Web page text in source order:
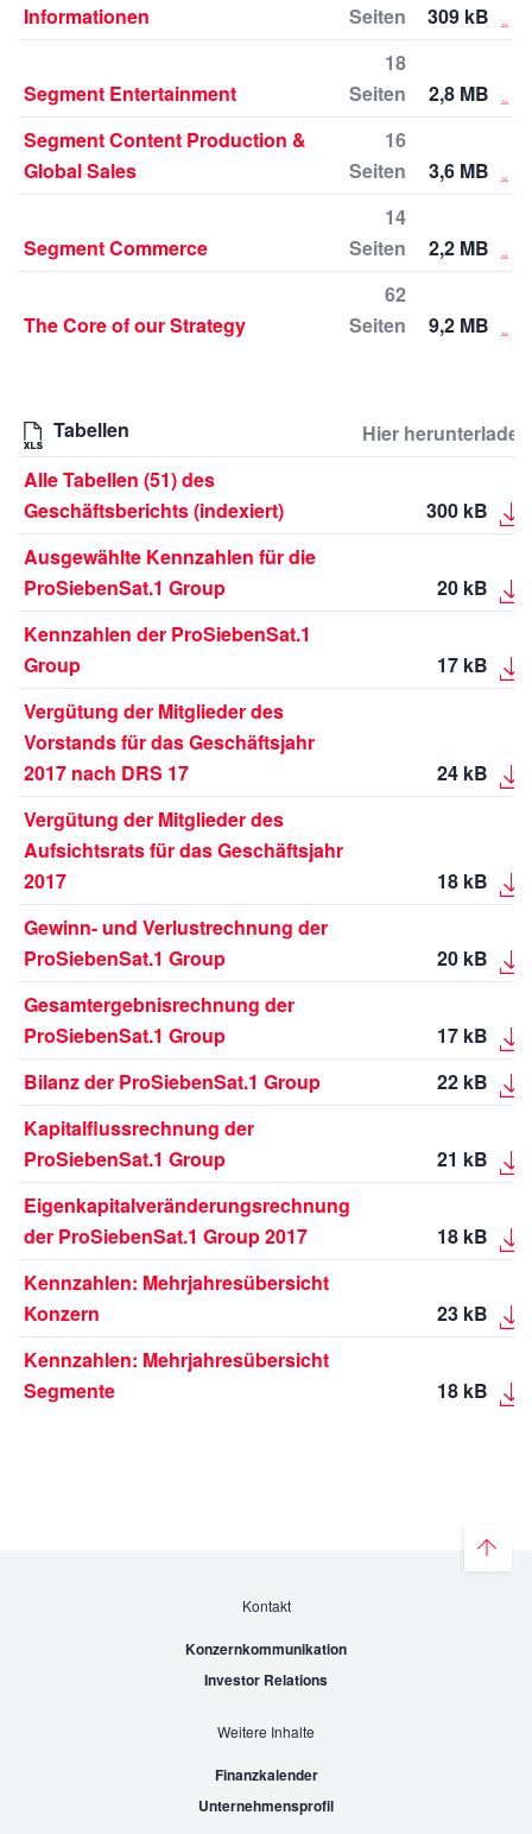
Informationen
Seiten
309 kB
Segment Entertainment
18
Seiten
2,8 MB
Segment Content Production &
Global Sales
16
Seiten
3,6 MB
Segment Commerce
14
Seiten
2,2 MB
The Core of our Strategy
62
Seiten
9,2 MB
Tabellen
Hier herunterladen
Alle Tabellen (51) des
Geschäftsberichts (indexiert)
300 kB
Ausgewählte Kennzahlen für die
ProSiebenSat.1 Group
20 kB
Kennzahlen der ProSiebenSat.1
Group
17 kB
Vergütung der Mitglieder des
Vorstands für das Geschäftsjahr
2017 nach DRS 17
24 kB
Vergütung der Mitglieder des
Aufsichtsrats für das Geschäftsjahr
2017
18 kB
Gewinn- und Verlustrechnung der
ProSiebenSat.1 Group
20 kB
Gesamtergebnisrechnung der
ProSiebenSat.1 Group
17 kB
Bilanz der ProSiebenSat.1 Group
22 kB
Kapitalflussrechnung der
ProSiebenSat.1 Group
21 kB
Eigenkapitalveränderungsrechnung
der ProSiebenSat.1 Group 2017
18 kB
Kennzahlen: Mehrjahresübersicht
Konzern
23 kB
Kennzahlen: Mehrjahresübersicht
Segmente
18 kB
Kontakt
Konzernkommunikation
Investor Relations
Weitere Inhalte
Finanzkalender
Unternehmensprofil